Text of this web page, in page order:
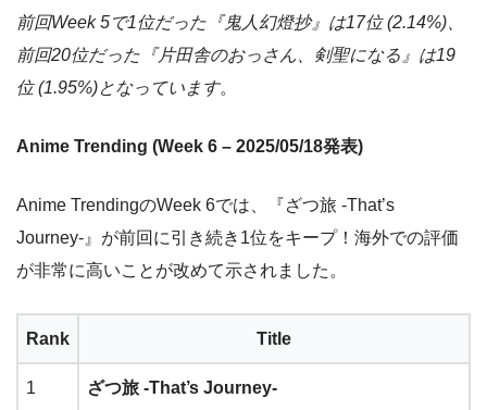
前回Week 5で1位だった『鬼人幻燈抄』は17位 (2.14%)、
前回20位だった『片田舎のおっさん、剣聖になる』は19
位 (1.95%)となっています。
Anime Trending (Week 6 – 2025/05/18発表)
Anime TrendingのWeek 6では、『ざつ旅 -That’s
Journey-』が前回に引き続き1位をキープ！海外での評価
が非常に高いことが改めて示されました。
Rank Title
1 ざつ旅 -That’s Journey-